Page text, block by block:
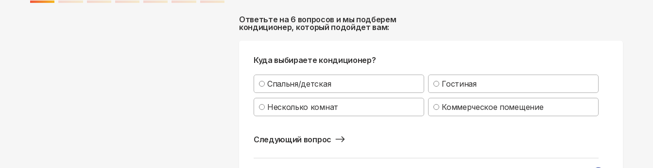
Ответьте на 6 вопросов и мы подберем
кондиционер, который подойдет вам:
Куда выбираете кондиционер?
Спальня/детская Гостиная
Несколько комнат Коммерческое помещение
Следующий вопрос